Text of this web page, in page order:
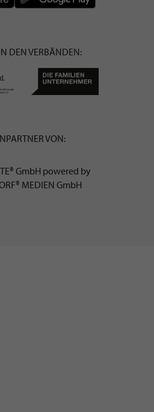
DEN VERBÄNDEN:
VON:
GmbH powered by
MEDIEN GmbH